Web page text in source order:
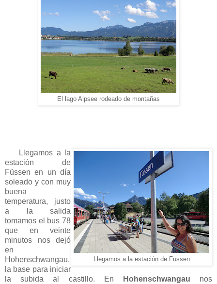
El lago Alpsee rodeado de montañas
Llegamos a la estación de Füssen
Llegamos a la
estación de
Füssen en un día
soleado y con muy
buena
temperatura, justo
a la salida
tomamos el bus 78
que en veinte
minutos nos dejó
en
Hohenschwangau,
la base para iniciar
la subida al castillo. En
Hohenschwangau nos